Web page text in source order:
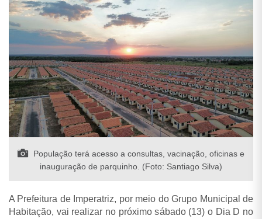
População terá acesso a consultas, vacinação, oficinas e
inauguração de parquinho. (Foto: Santiago Silva)
A Prefeitura de Imperatriz, por meio do Grupo Municipal de
Habitação, vai realizar no próximo sábado (13) o Dia D no